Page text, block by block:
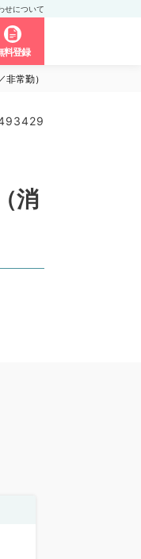
せについて
料登録
常勤）
消